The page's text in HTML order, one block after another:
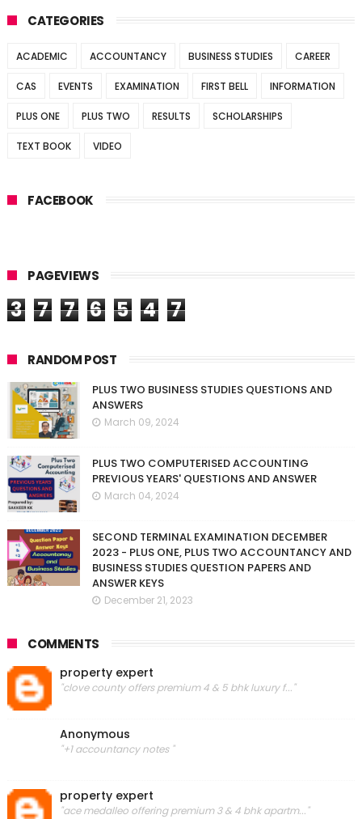
CATEGORIES
ACADEMIC ACCOUNTANCY BUSINESS STUDIES CAREER
CAS EVENTS EXAMINATION FIRST BELL INFORMATION
PLUS ONE PLUS TWO RESULTS SCHOLARSHIPS
TEXT BOOK VIDEO
FACEBOOK
PAGEVIEWS
3 7 7 6 5 4 7
RANDOM POST
PLUS TWO BUSINESS STUDIES QUESTIONS AND
ANSWERS
March 09, 2024
PLUS TWO COMPUTERISED ACCOUNTING
PREVIOUS YEARS' QUESTIONS AND ANSWER
March 04, 2024
SECOND TERMINAL EXAMINATION DECEMBER
2023 - PLUS ONE, PLUS TWO ACCOUNTANCY AND
BUSINESS STUDIES QUESTION PAPERS AND
ANSWER KEYS
December 21, 2023
COMMENTS
property expert
"clove county offers premium 4 & 5 bhk luxury f..."
Anonymous
"+1 accountancy notes "
property expert
"ace medalleo offering premium 3 & 4 bhk apartm..."